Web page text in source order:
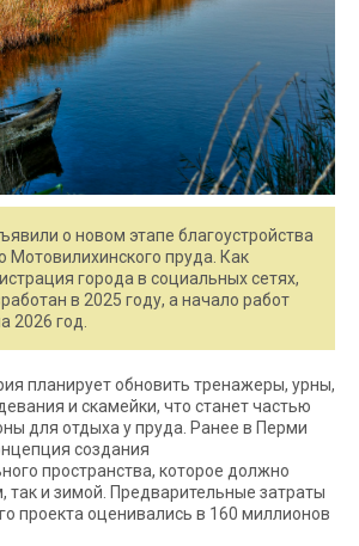
о новом этапе благоустройства
Мотовилихинского пруда. Как
города в социальных сетях,
в 2025 году, а начало работ
2026 год.
планирует обновить тренажеры, урны,
и скамейки, что станет частью
для отдыха у пруда. Ранее в Перми
создания
пространства, которое должно
так и зимой. Предварительные затраты
проекта оценивались в 160 миллионов